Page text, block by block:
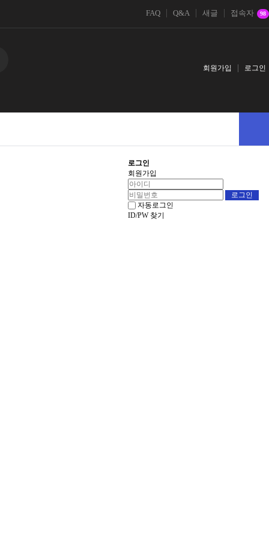
FAQ Q&A 새글 접속자 98
회원가입 로그인
로그인
회원가입
자동로그인
ID/PW 찾기